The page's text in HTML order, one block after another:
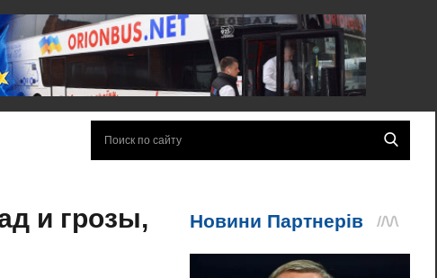
и грозы,